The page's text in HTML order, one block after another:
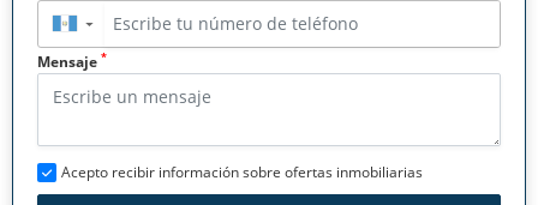
▼
Mensaje *
Acepto recibir información sobre ofertas inmobiliarias